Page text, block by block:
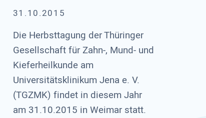
31.10.2015
Die Herbsttagung der Thüringer
Gesellschaft für Zahn-, Mund- und
Kieferheilkunde am
Universitätsklinikum Jena e. V.
(TGZMK) findet in diesem Jahr
am 31.10.2015 in Weimar statt.